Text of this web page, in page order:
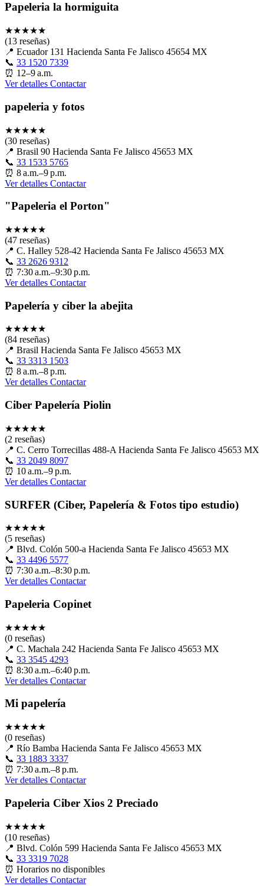
Papeleria la hormiguita
★★★★★
(13 reseñas)
📍 Ecuador 131 Hacienda Santa Fe Jalisco 45654 MX
📞 33 1520 7339
⏰ 12–9 a.m.
Ver detalles Contactar
papeleria y fotos
★★★★★
(30 reseñas)
📍 Brasil 90 Hacienda Santa Fe Jalisco 45653 MX
📞 33 1533 5765
⏰ 8 a.m.–9 p.m.
Ver detalles Contactar
"Papeleria el Porton"
★★★★★
(47 reseñas)
📍 C. Halley 528-42 Hacienda Santa Fe Jalisco 45653 MX
📞 33 2626 9312
⏰ 7:30 a.m.–9:30 p.m.
Ver detalles Contactar
Papelería y ciber la abejita
★★★★★
(84 reseñas)
📍 Brasil Hacienda Santa Fe Jalisco 45653 MX
📞 33 3313 1503
⏰ 8 a.m.–8 p.m.
Ver detalles Contactar
Ciber Papelería Piolin
★★★★★
(2 reseñas)
📍 C. Cerro Torrecillas 488-A Hacienda Santa Fe Jalisco 45653 MX
📞 33 2049 8097
⏰ 10 a.m.–9 p.m.
Ver detalles Contactar
SURFER (Ciber, Papelería & Fotos tipo estudio)
★★★★★
(5 reseñas)
📍 Blvd. Colón 500-a Hacienda Santa Fe Jalisco 45653 MX
📞 33 4496 5577
⏰ 7:30 a.m.–8:30 p.m.
Ver detalles Contactar
Papeleria Copinet
★★★★★
(0 reseñas)
📍 C. Machala 242 Hacienda Santa Fe Jalisco 45653 MX
📞 33 3545 4293
⏰ 8:30 a.m.–6:40 p.m.
Ver detalles Contactar
Mi papelería
★★★★★
(0 reseñas)
📍 Río Bamba Hacienda Santa Fe Jalisco 45653 MX
📞 33 1883 3337
⏰ 7:30 a.m.–8 p.m.
Ver detalles Contactar
Papeleria Ciber Xios 2 Preciado
★★★★★
(10 reseñas)
📍 Blvd. Colón 599 Hacienda Santa Fe Jalisco 45653 MX
📞 33 3319 7028
⏰ Horarios no disponibles
Ver detalles Contactar